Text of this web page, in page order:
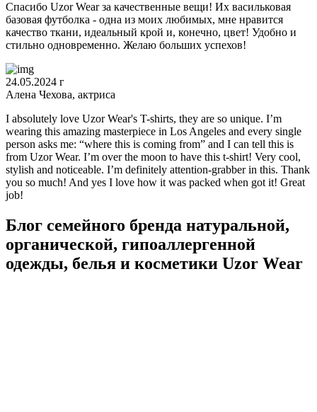
Спасибо Uzor Wear за качественные вещи! Их васильковая
базовая футболка - одна из моих любимых, мне нравится
качество ткани, идеальный крой и, конечно, цвет! Удобно и
стильно одновременно. Желаю больших успехов!
24.05.2024 г
Алена Чехова, актриса
I absolutely love Uzor Wear's T-shirts, they are so unique. I’m
wearing this amazing masterpiece in Los Angeles and every single
person asks me: “where this is coming from” and I can tell this is
from Uzor Wear. I’m over the moon to have this t-shirt! Very cool,
stylish and noticeable. I’m definitely attention-grabber in this. Thank
you so much! And yes I love how it was packed when got it! Great
job!
Блог семейного бренда натуральной,
органической, гипоаллергенной
одежды, белья и косметики Uzor Wear